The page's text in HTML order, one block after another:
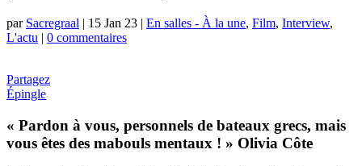
par Sacregraal | 15 Jan 23 | En salles - À la une, Film, Interview,
L'actu | 0 commentaires
Partagez
Épingle
« Pardon à vous, personnels de bateaux grecs, mais
vous êtes des mabouls mentaux ! » Olivia Côte